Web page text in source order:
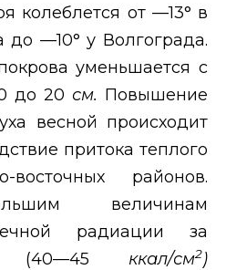
колеблется от —13° в
до —10° у Волгограда.
уменьшается с
до 20 см. Повышение
весной происходит
притока теплого
районов.
величинам
радиации за
(40—45 ккал/см2)